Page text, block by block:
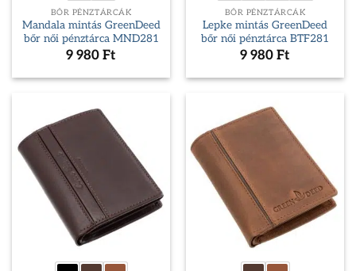
BŐR PÉNZTÁRCÁK
Mandala mintás GreenDeed
bőr női pénztárca MND281
9 980 Ft
BŐR PÉNZTÁRCÁK
Lepke mintás GreenDeed
bőr női pénztárca BTF281
9 980 Ft